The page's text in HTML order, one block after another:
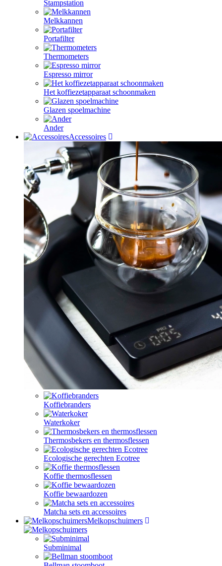
Stampstation
Melkkannen
Portafilter
Thermometers
Espresso mirror
Het koffiezetapparaat schoonmaken
Glazen spoelmachine
Ander
Accessoires
Koffiebranders
Waterkoker
Thermosbekers en thermosflessen
Ecologische gerechten Ecotree
Koffie thermosflessen
Koffie bewaardozen
Matcha sets en accessoires
Melkopschuimers
Subminimal